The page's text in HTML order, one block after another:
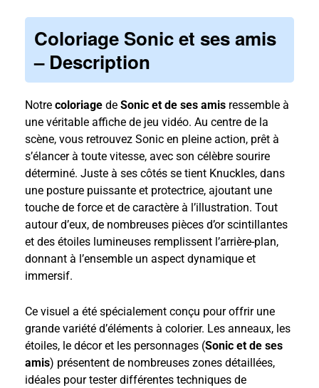
Coloriage Sonic et ses amis
– Description
Notre coloriage de Sonic et de ses amis ressemble à
une véritable affiche de jeu vidéo. Au centre de la
scène, vous retrouvez Sonic en pleine action, prêt à
s’élancer à toute vitesse, avec son célèbre sourire
déterminé. Juste à ses côtés se tient Knuckles, dans
une posture puissante et protectrice, ajoutant une
touche de force et de caractère à l’illustration. Tout
autour d’eux, de nombreuses pièces d’or scintillantes
et des étoiles lumineuses remplissent l’arrière-plan,
donnant à l’ensemble un aspect dynamique et
immersif.
Ce visuel a été spécialement conçu pour offrir une
grande variété d’éléments à colorier. Les anneaux, les
étoiles, le décor et les personnages (Sonic et de ses
amis) présentent de nombreuses zones détaillées,
idéales pour tester différentes techniques de